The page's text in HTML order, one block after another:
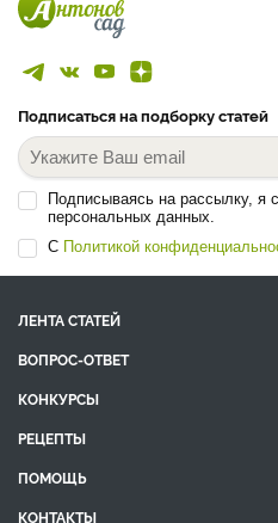
Подписаться на подборку статей
Подписываясь на рассылку, я
персональных данных.
С Политикой
ЛЕНТА СТАТЕЙ
ВОПРОС-ОТВЕТ
КОНКУРСЫ
РЕЦЕПТЫ
ПОМОЩЬ
КОНТАКТЫ